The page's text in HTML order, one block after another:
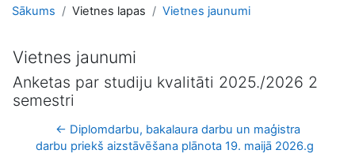
Sākums Vietnes lapas Vietnes jaunumi
Vietnes jaunumi
Anketas par studiju kvalitāti 2025./2026 2
semestri
← Diplomdarbu, bakalaura darbu un maģistra
darbu priekš aizstāvēšana plānota 19. maijā 2026.g